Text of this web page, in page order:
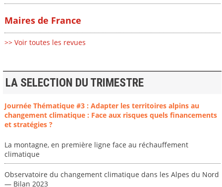
Maires de France
>> Voir toutes les revues
LA SELECTION DU TRIMESTRE
Journée Thématique #3 : Adapter les territoires alpins au
changement climatique : Face aux risques quels financements
et stratégies ?
La montagne, en première ligne face au réchauffement
climatique
Observatoire du changement climatique dans les Alpes du Nord
— Bilan 2023